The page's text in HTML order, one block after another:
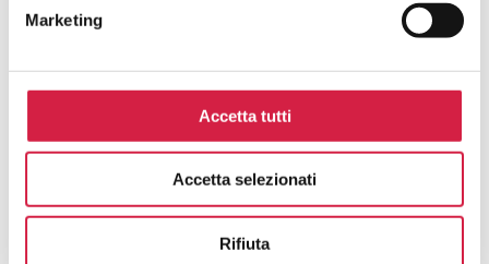
Marketing
Accetta tutti
Accetta selezionati
Rifiuta